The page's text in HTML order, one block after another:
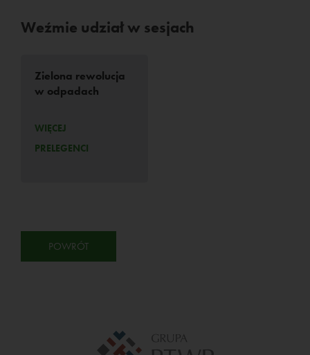
Weźmie udział w sesjach
Zielona rewolucja
w odpadach
WIĘCEJ
PRELEGENCI
POWRÓT